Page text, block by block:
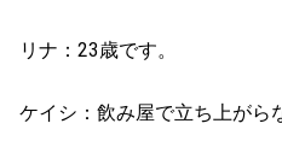
リナ：23歳です。
ケイシ：飲み屋で立ち上がら